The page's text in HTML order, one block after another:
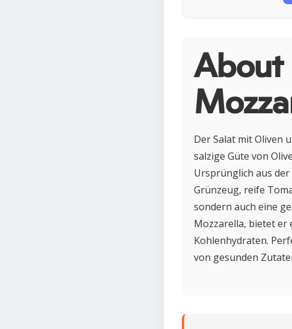
About
Der Salat mit Oliven
salzige Güte von
Ursprünglich aus
Grünzeug, reife
sondern auch eine
Mozzarella, bietet er
Kohlenhydraten.
von gesunden